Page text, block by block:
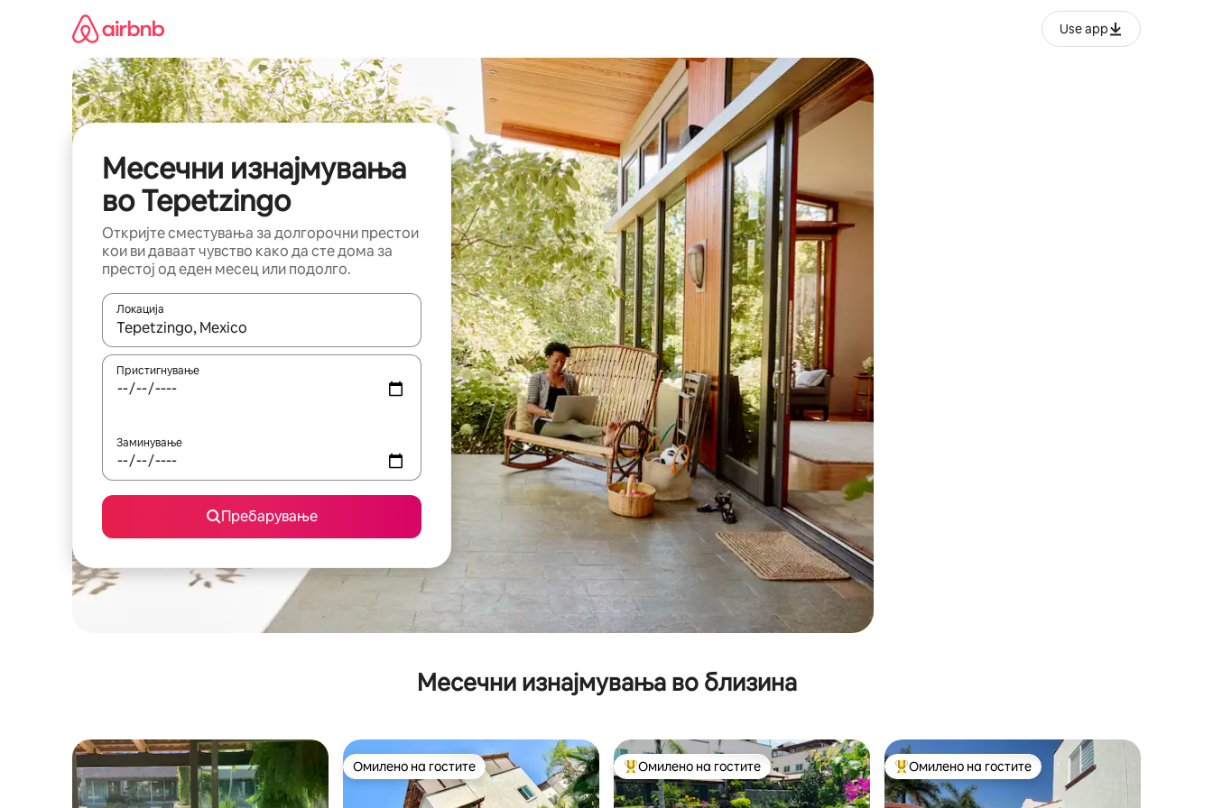
Use app
Месечни изнајмувања
во Tepetzingo
Откријте сместувања за долгорочни престои
кои ви даваат чувство како да сте дома за
престој од еден месец или подолго.
Локација
Кога резултатите се достапни, движете се со копчињата со стрелки нагоре и надолу или истражувајте со допирање или со лизгање.
Пристигнување
Заминување
Пребарување
Месечни изнајмувања во близина
Омилено на гостите
Омилено на гостите Меѓу најуспешните „Омилени на гостите“
Омилено на гостите Меѓу најуспешните „Омилени на гостите“
Омилено на гостите